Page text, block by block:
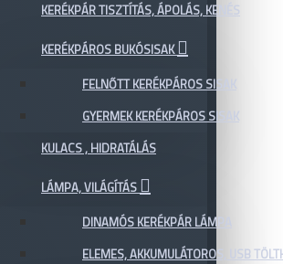
KERÉKPÁR TISZTÍTÁS, ÁPOLÁS, KENÉS
KERÉKPÁROS BUKÓSISAK
FELNŐTT KERÉKPÁROS SISAK
GYERMEK KERÉKPÁROS SISAK
KULACS , HIDRATÁLÁS
LÁMPA, VILÁGÍTÁS
DINAMÓS KERÉKPÁR LÁMPA
ELEMES, AKKUMULÁTOROS, USB